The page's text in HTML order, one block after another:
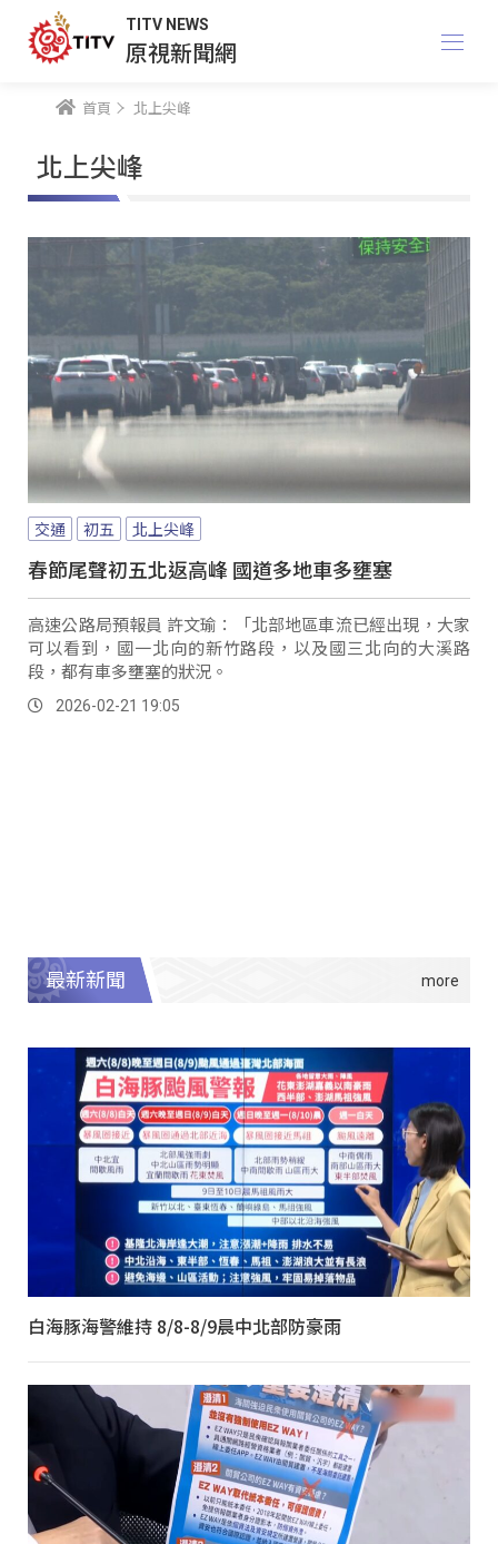
TITV NEWS
原視新聞網
首頁 北上尖峰
北上尖峰
交通 初五 北上尖峰
春節尾聲初五北返高峰 國道多地車多壅塞
高速公路局預報員 許文瑜：「北部地區車流已經出現，大家
可以看到，國一北向的新竹路段，以及國三北向的大溪路
段，都有車多壅塞的狀況。
2026-02-21 19:05
最新新聞
白海豚海警維持 8/8-8/9晨中北部防豪雨